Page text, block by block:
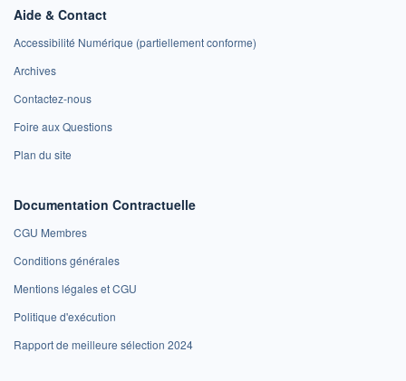
Aide & Contact
Accessibilité Numérique (partiellement conforme)
Archives
Contactez-nous
Foire aux Questions
Plan du site
Documentation Contractuelle
CGU Membres
Conditions générales
Mentions légales et CGU
Politique d'exécution
Rapport de meilleure sélection 2024